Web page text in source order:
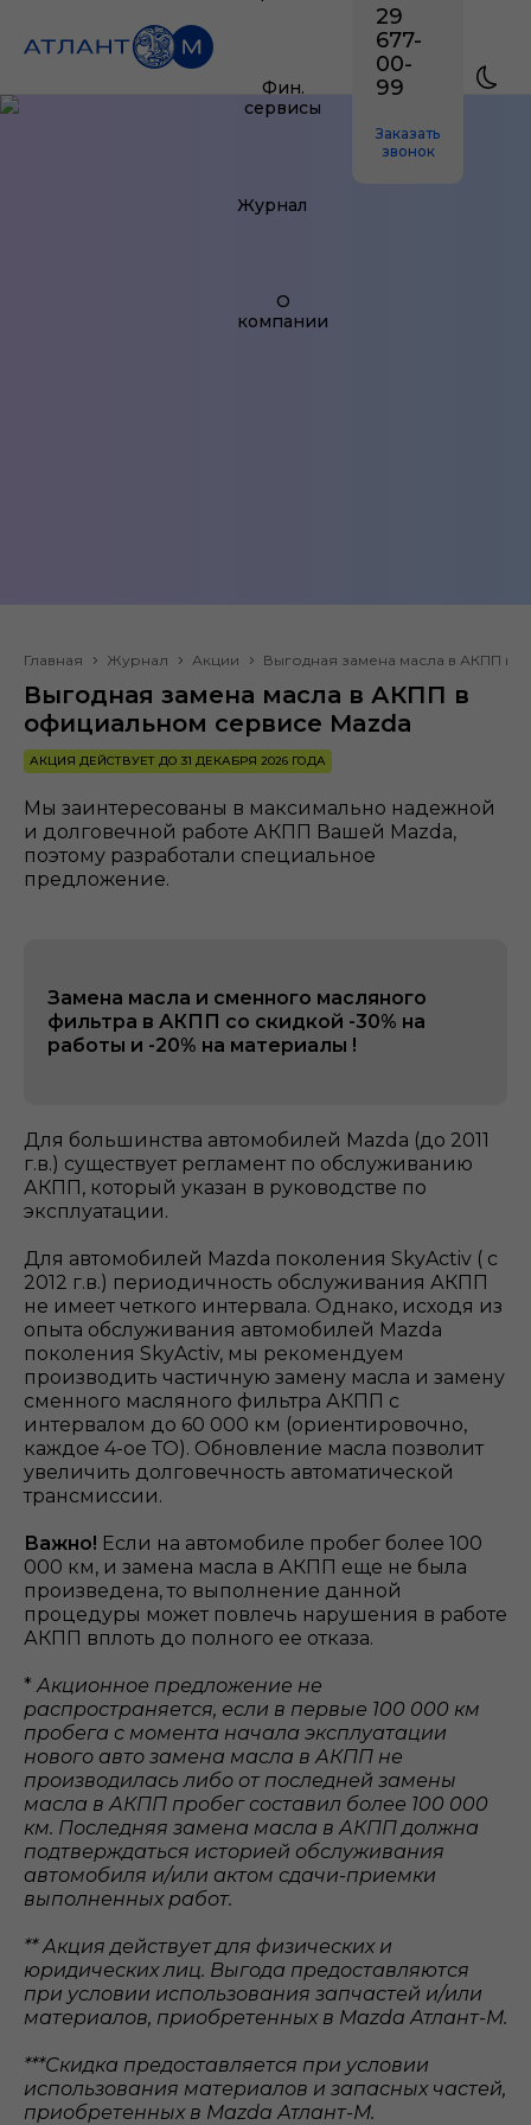
Фин.
сервисы
Журнал
О
компании
29
677-
00-
99
Заказать
звонок
Главная Журнал Акции Выгодная замена масла в АКПП в
Выгодная замена масла в АКПП в
официальном сервисе Mazda
АКЦИЯ ДЕЙСТВУЕТ ДО 31 ДЕКАБРЯ 2026 ГОДА
Мы заинтересованы в максимально надежной
и долговечной работе АКПП Вашей Mazda,
поэтому разработали специальное
предложение.
Замена масла и сменного масляного
фильтра в АКПП со скидкой -30% на
работы и -20% на материалы !
Для большинства автомобилей Mazda (до 2011
г.в.) существует регламент по обслуживанию
АКПП, который указан в руководстве по
эксплуатации.
Для автомобилей Mazda поколения SkyActiv ( с
2012 г.в.) периодичность обслуживания АКПП
не имеет четкого интервала. Однако, исходя из
опыта обслуживания автомобилей Mazda
поколения SkyActiv, мы рекомендуем
производить частичную замену масла и замену
сменного масляного фильтра АКПП с
интервалом до 60 000 км (ориентировочно,
каждое 4-ое ТО). Обновление масла позволит
увеличить долговечность автоматической
трансмиссии.
Важно! Если на автомобиле пробег более 100
000 км, и замена масла в АКПП еще не была
произведена, то выполнение данной
процедуры может повлечь нарушения в работе
АКПП вплоть до полного ее отказа.
*Акционное предложение не
распространяется, если в первые 100 000 км
пробега с момента начала эксплуатации
нового авто замена масла в АКПП не
производилась либо от последней замены
масла в АКПП пробег составил более 100 000
км. Последняя замена масла в АКПП должна
подтверждаться историей обслуживания
автомобиля и/или актом сдачи-приемки
выполненных работ.
** Акция действует для физических и
юридических лиц. Выгода предоставляются
при условии использования запчастей и/или
материалов, приобретенных в Mazda Атлант-М.
***Скидка предоставляется при условии
использования материалов и запасных частей,
приобретенных в Mazda Атлант-М.